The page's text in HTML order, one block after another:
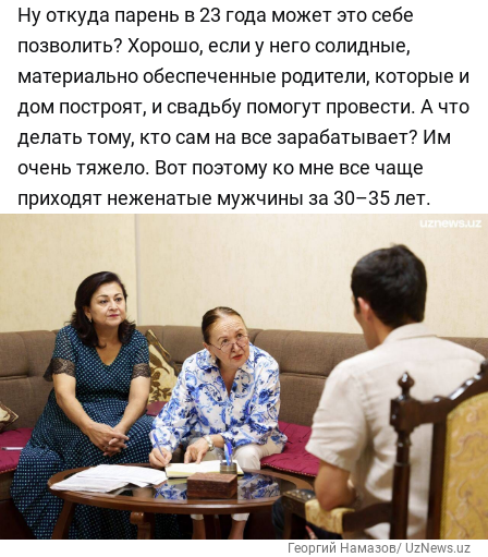
Ну откуда парень в 23 года может это себе
позволить? Хорошо, если у него солидные,
материально обеспеченные родители, которые и
дом построят, и свадьбу помогут провести. А что
делать тому, кто сам на все зарабатывает? Им
очень тяжело. Вот поэтому ко мне все чаще
приходят неженатые мужчины за 30–35 лет.
Георгий Намазов/ UzNews.uz